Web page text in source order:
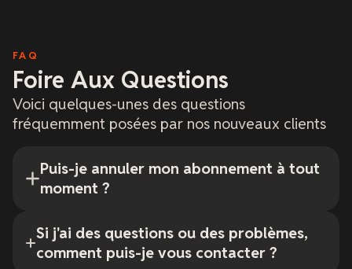
FAQ
Foire Aux Questions
Voici quelques-unes des questions
fréquemment posées par nos nouveaux clients
Puis-je annuler mon abonnement à tout
moment ?
Si j'ai des questions ou des problèmes,
comment puis-je vous contacter ?